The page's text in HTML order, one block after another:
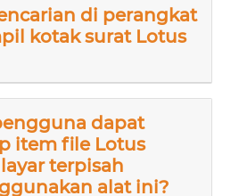
di perangkat
kotak surat Lotus
dapat
item file Lotus
terpisah
alat ini?